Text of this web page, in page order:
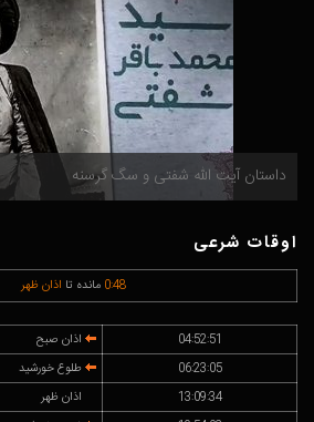
داستان آیت الله شفتی و سگ گرسنه
اوقات شرعی
0:48 مانده تا اذان ظهر
04:52:51
اذان صبح
06:23:05
طلوع خورشید
13:09:34
اذان ظهر